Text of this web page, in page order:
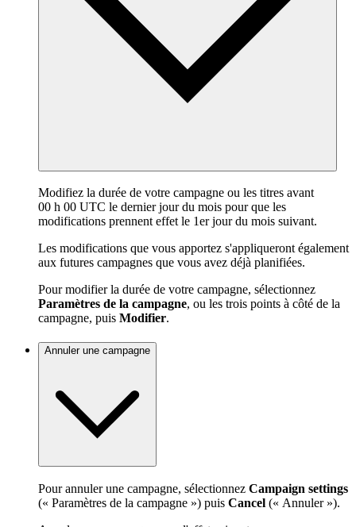
Modifiez la durée de votre campagne ou les titres avant
00 h 00 UTC le dernier jour du mois pour que les
modifications prennent effet le 1er jour du mois suivant.
Les modifications que vous apportez s'appliqueront également
aux futures campagnes que vous avez déjà planifiées.
Pour modifier la durée de votre campagne, sélectionnez
Paramètres de la campagne, ou les trois points à côté de la
campagne, puis Modifier.
Annuler une campagne
Pour annuler une campagne, sélectionnez Campaign settings
(« Paramètres de la campagne ») puis Cancel (« Annuler »).